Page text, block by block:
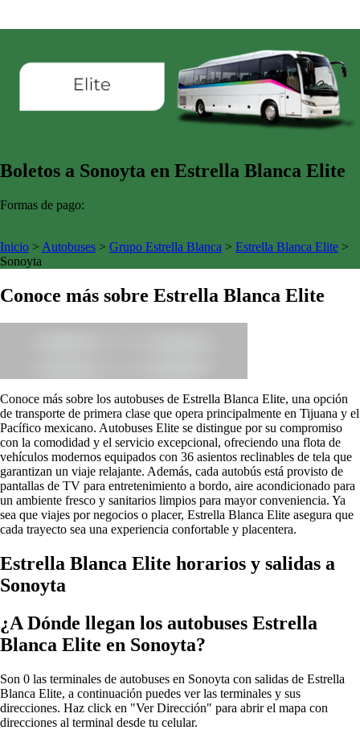
Boletos a Sonoyta en Estrella Blanca Elite
Formas de pago:
Inicio > Autobuses > Grupo Estrella Blanca > Estrella Blanca Elite >
Sonoyta
Conoce más sobre Estrella Blanca Elite
Conoce más sobre los autobuses de Estrella Blanca Elite, una opción
de transporte de primera clase que opera principalmente en Tijuana y el
Pacífico mexicano. Autobuses Elite se distingue por su compromiso
con la comodidad y el servicio excepcional, ofreciendo una flota de
vehículos modernos equipados con 36 asientos reclinables de tela que
garantizan un viaje relajante. Además, cada autobús está provisto de
pantallas de TV para entretenimiento a bordo, aire acondicionado para
un ambiente fresco y sanitarios limpios para mayor conveniencia. Ya
sea que viajes por negocios o placer, Estrella Blanca Elite asegura que
cada trayecto sea una experiencia confortable y placentera.
Estrella Blanca Elite horarios y salidas a
Sonoyta
¿A Dónde llegan los autobuses Estrella
Blanca Elite en Sonoyta?
Son 0 las terminales de autobuses en Sonoyta con salidas de Estrella
Blanca Elite, a continuación puedes ver las terminales y sus
direcciones. Haz click en "Ver Dirección" para abrir el mapa con
direcciones al terminal desde tu celular.